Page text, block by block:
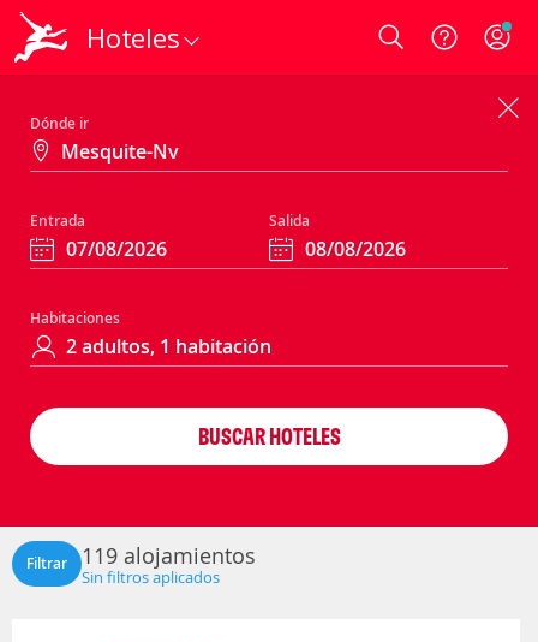
Hoteles Login
Dónde ir
Entrada Salida
Habitaciones
BUSCAR HOTELES
Filtrar 119 alojamientos
Sin filtros aplicados